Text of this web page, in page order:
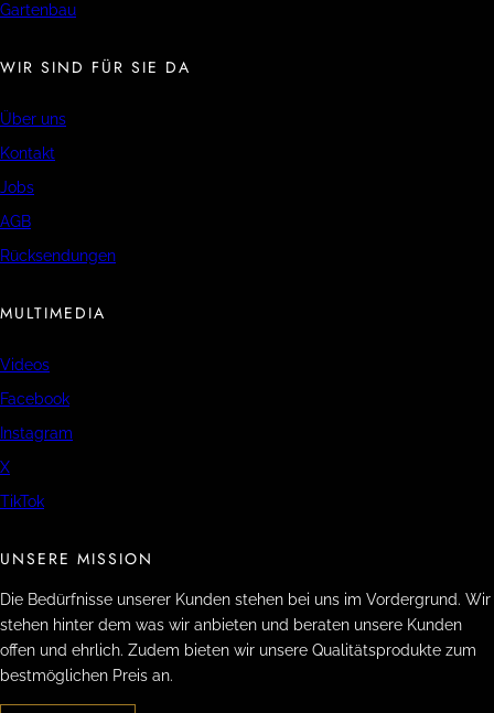
Gartenbau
WIR SIND FÜR SIE DA
Über uns
Kontakt
Jobs
AGB
Rücksendungen
MULTIMEDIA
Videos
Facebook
Instagram
X
TikTok
UNSERE MISSION
Die Bedürfnisse unserer Kunden stehen bei uns im Vordergrund. Wir
stehen hinter dem was wir anbieten und beraten unsere Kunden
offen und ehrlich. Zudem bieten wir unsere Qualitätsprodukte zum
bestmöglichen Preis an.